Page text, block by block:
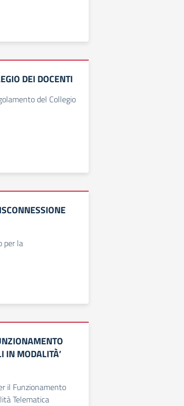
DEI DOCENTI
del Collegio
per la
IN MODALITÀ’
il Funzionamento
Telematica